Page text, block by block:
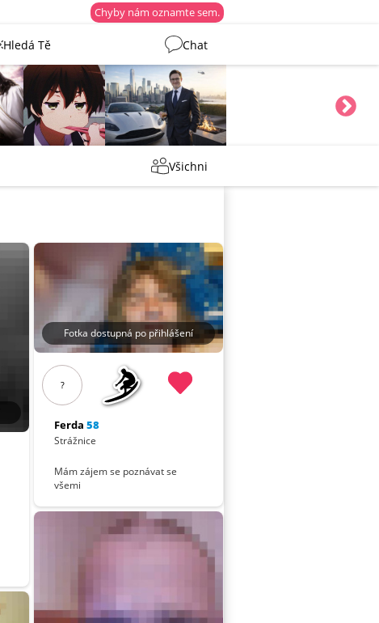
Chyby nám oznamte sem.
Hledá Tě Chat
Tentakovy
Všichni
Fotka dostupná po přihlášení
?
Ferda 58
Strážnice
Mám zájem se poznávat se
všemi